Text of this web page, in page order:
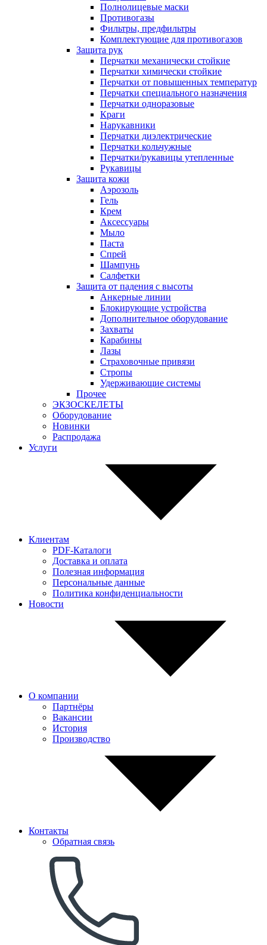
Полнолицевые маски
Противогазы
Фильтры, предфильтры
Комплектующие для противогазов
Защита рук
Перчатки механически стойкие
Перчатки химически стойкие
Перчатки от повышенных температур
Перчатки специального назначения
Перчатки одноразовые
Краги
Нарукавники
Перчатки диэлектрические
Перчатки кольчужные
Перчатки/рукавицы утепленные
Рукавицы
Защита кожи
Аэрозоль
Гель
Крем
Аксессуары
Мыло
Паста
Спрей
Шампунь
Салфетки
Защита от падения с высоты
Анкерные линии
Блокирующие устройства
Дополнительное оборудование
Захваты
Карабины
Лазы
Страховочные привязи
Стропы
Удерживающие системы
Прочее
ЭКЗОСКЕЛЕТЫ
Оборудование
Новинки
Распродажа
Услуги
Клиентам
PDF-Каталоги
Доставка и оплата
Полезная информация
Персональные данные
Политика конфиденциальности
Новости
О компании
Партнёры
Вакансии
История
Производство
Контакты
Обратная связь